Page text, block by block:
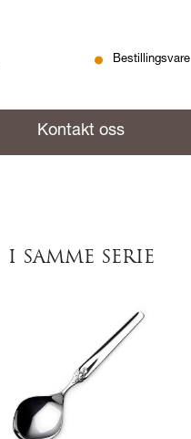
Bestillingsvare
Kontakt oss
I SAMME SERIE